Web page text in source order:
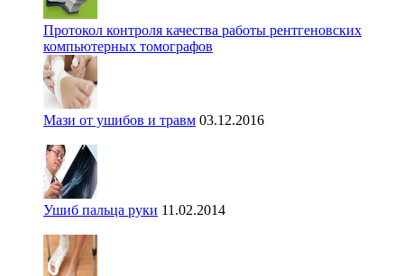
Протокол контроля качества работы рентгеновских
компьютерных томографов
Мази от ушибов и травм 03.12.2016
Ушиб пальца руки 11.02.2014